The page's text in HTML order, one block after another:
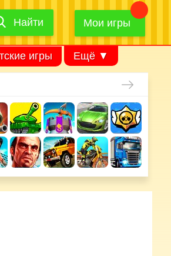
Найти
Найти Мои игры
игры Ещё ▼